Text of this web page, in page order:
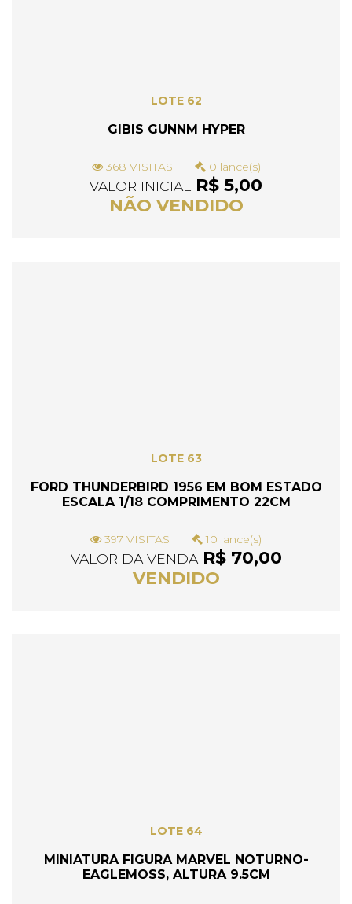
LOTE 62
GIBIS GUNNM HYPER
368 VISITAS 0 lance(s)
VALOR INICIAL
R$ 5,00
NÃO VENDIDO
LOTE 63
FORD THUNDERBIRD 1956 EM BOM ESTADO
ESCALA 1/18 COMPRIMENTO 22CM
397 VISITAS 10 lance(s)
VALOR DA VENDAR$ 70,00
VENDIDO
LOTE 64
MINIATURA FIGURA MARVEL NOTURNO-
EAGLEMOSS, ALTURA 9.5CM